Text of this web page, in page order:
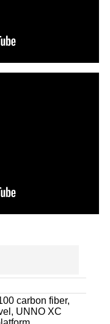
carbon fiber,
UNNO XC